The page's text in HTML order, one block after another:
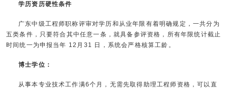
学历资历硬性条件
广东中级工程师职称评审对学历和从业年限有着明确规定，一共分为
五类条件，只要符合其中任意一条，就具备参评资格，所有年限统计截止
时间统一为申报当年 12月31 日，系统会严格核算工龄。
博士学位：
从事本专业技术工作满6个月，无需先取得助理工程师资格，可以直